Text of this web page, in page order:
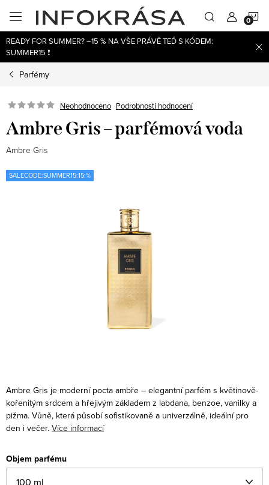
obsah
READY FOR SUMMER? –15 % NA VŠE PRÁVĚ TEĎ S KÓDEM:
SUMMER15 ❗
Parfémy
Neohodnoceno Podrobnosti hodnocení
Ambre Gris – parfémová voda
Ambre Gris
SALECODE:SUMMER15:15:%
Ambre Gris je moderní pocta ambře – elegantní parfém s květinově-
kořenitým srdcem a hřejivým základem z labdana, benzoe, vanilky a
pižma. Vůně, která působí sofistikovaně a univerzálně, ideální pro
den i večer. Více informací
Objem parfému